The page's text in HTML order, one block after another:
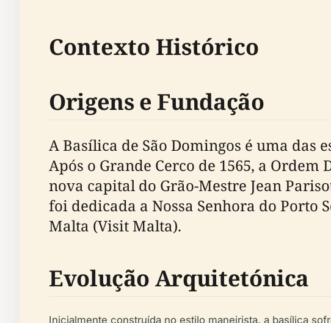
Contexto Histórico
Origens e Fundação
A Basílica de São Domingos é uma das
Após o Grande Cerco de 1565, a
nova capital do Grão-Mestre Jean
foi dedicada a Nossa Senhora do Porto
Malta (Visit Malta).
Evolução Arquitetónica
Inicialmente construída no estilo maneirista, a basílica